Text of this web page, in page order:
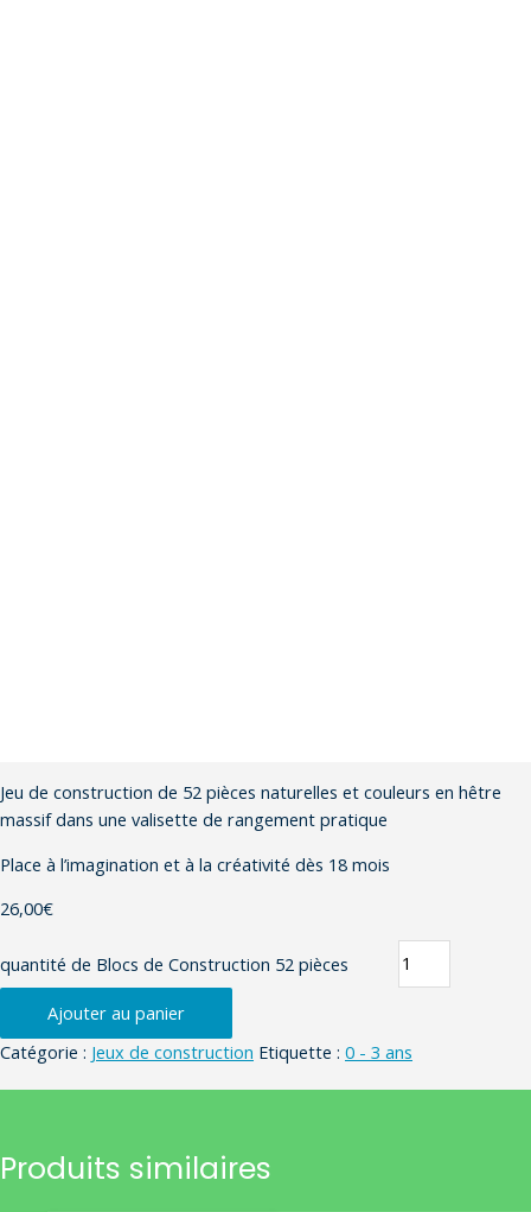
Jeu de construction de 52 pièces naturelles et couleurs en hêtre
massif dans une valisette de rangement pratique
Place à l’imagination et à la créativité dès 18 mois
26,00€
quantité de Blocs de Construction 52 pièces
Ajouter au panier
Catégorie : Jeux de construction Etiquette : 0 - 3 ans
Produits similaires